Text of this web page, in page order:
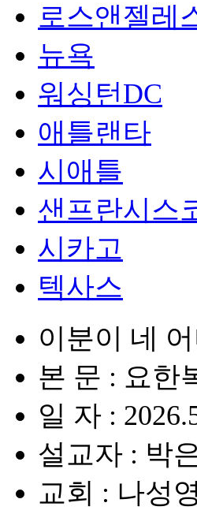
로스앤젤레
뉴욕
워싱턴DC
애틀랜타
시애틀
샌프란시스
시카고
텍사스
이분이 네
본 문 : 요한
일 자 :
설교자 : 박
교회 : 나성